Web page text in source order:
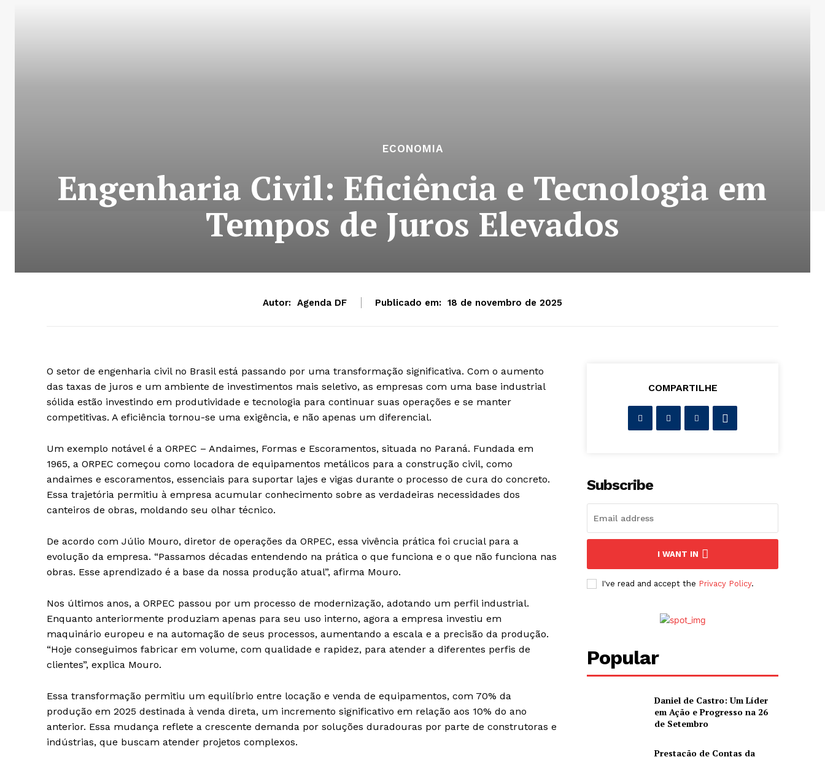
ECONOMIA
Engenharia Civil: Eficiência e Tecnologia em
Tempos de Juros Elevados
Autor: Agenda DF Publicado em: 18 de novembro de 2025
O setor de engenharia civil no Brasil está passando por uma transformação significativa. Com o aumento
das taxas de juros e um ambiente de investimentos mais seletivo, as empresas com uma base industrial
sólida estão investindo em produtividade e tecnologia para continuar suas operações e se manter
competitivas. A eficiência tornou-se uma exigência, e não apenas um diferencial.
Um exemplo notável é a ORPEC – Andaimes, Formas e Escoramentos, situada no Paraná. Fundada em
1965, a ORPEC começou como locadora de equipamentos metálicos para a construção civil, como
andaimes e escoramentos, essenciais para suportar lajes e vigas durante o processo de cura do concreto.
Essa trajetória permitiu à empresa acumular conhecimento sobre as verdadeiras necessidades dos
canteiros de obras, moldando seu olhar técnico.
De acordo com Júlio Mouro, diretor de operações da ORPEC, essa vivência prática foi crucial para a
evolução da empresa. “Passamos décadas entendendo na prática o que funciona e o que não funciona nas
obras. Esse aprendizado é a base da nossa produção atual”, afirma Mouro.
Nos últimos anos, a ORPEC passou por um processo de modernização, adotando um perfil industrial.
Enquanto anteriormente produziam apenas para seu uso interno, agora a empresa investiu em
maquinário europeu e na automação de seus processos, aumentando a escala e a precisão da produção.
“Hoje conseguimos fabricar em volume, com qualidade e rapidez, para atender a diferentes perfis de
clientes”, explica Mouro.
Essa transformação permitiu um equilíbrio entre locação e venda de equipamentos, com 70% da
produção em 2025 destinada à venda direta, um incremento significativo em relação aos 10% do ano
anterior. Essa mudança reflete a crescente demanda por soluções duradouras por parte de construtoras e
indústrias, que buscam atender projetos complexos.
COMPARTILHE
Subscribe
I WANT IN
I've read and accept the Privacy Policy.
Popular
Daniel de Castro: Um Líder
em Ação e Progresso na 26
de Setembro
Prestação de Contas da